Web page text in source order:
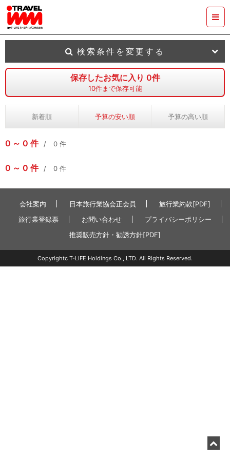
保存したお気に入り 0件
10件まで保存可能
新着順 予算の安い順 予算の高い順
0 0 件 0 件
0 0 件 0 件
検索条件を変更する
会社案内 日本旅行業協会正会員
旅行業約款[PDF]
旅行業登録票
お問い合わせ
プライバシーポリシー
推奨販売方針・勧誘方針[PDF]
Copyrightc T-LIFE Holdings Co., LTD. All Rights Reserved.